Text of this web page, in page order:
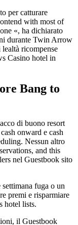
per catturare
with most of
«, ha dichiarato
durante Twin Arrow
ricompense
Casino hotel in
Bang to
di buono resort
onward e cash
Nessun altro
and this
nel Guestbook sito
fuga o un
premi e risparmiare
hotel lists.
il Guestbook